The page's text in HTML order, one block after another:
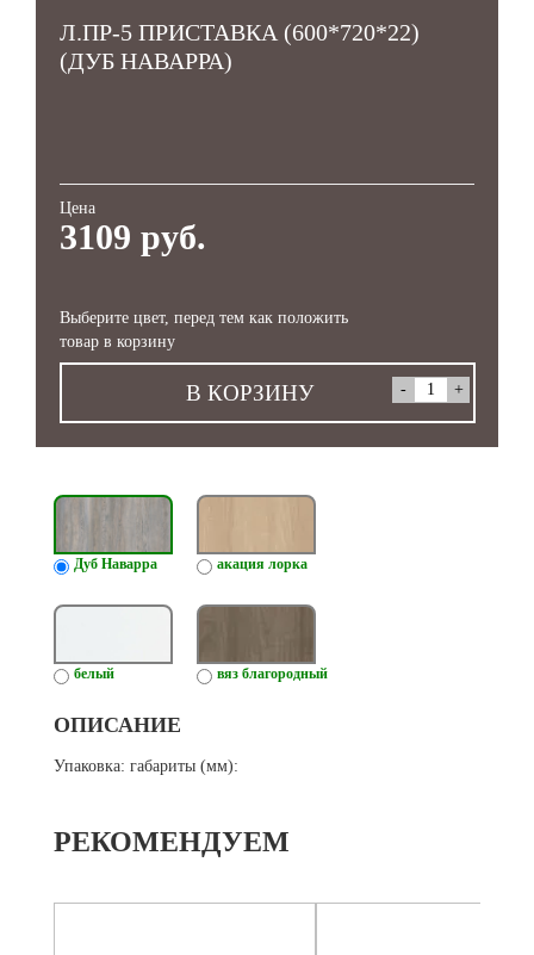
Л.ПР-5 ПРИСТАВКА (600*720*22)
(ДУБ НАВАРРА)
Цена
3109 руб.
Выберите цвет, перед тем как положить
товар в корзину
В КОРЗИНУ
Дуб Наварра акация лорка
белый вяз благородный
ОПИСАНИЕ
Упаковка: габариты (мм):
РЕКОМЕНДУЕМ